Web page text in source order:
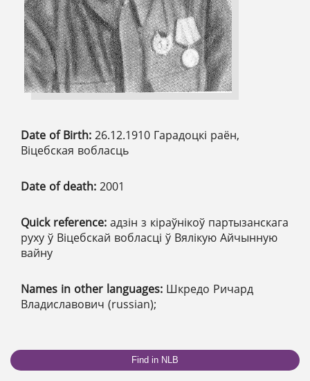
Date of Birth: 26.12.1910 Гарадоцкі раён,
Віцебская вобласць
Date of death: 2001
Quick reference: адзін з кіраўнікоў партызанскага
руху ў Віцебскай вобласці ў Вялікую Айчынную
вайну
Names in other languages: Шкредо Ричард
Владиславович (russian);
Find in NLB